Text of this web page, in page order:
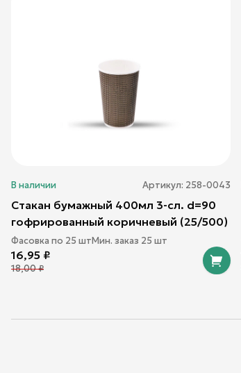
В наличии Артикул: 258-0043
Стакан бумажный 400мл 3-сл. d=90
гофрированный коричневый (25/500)
Фасовка по 25 штМин. заказ 25 шт
16,95 ₽
18,00₽